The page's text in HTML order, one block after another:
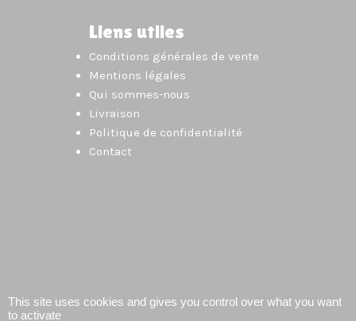
Liens utiles
Conditions générales de vente
Mentions légales
Qui sommes-nous
Livraison
Politique de confidentialité
Contact
This site uses cookies and gives you control over what you want
to activate